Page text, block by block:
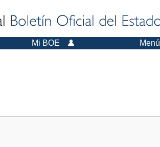
Mi BOE Menú